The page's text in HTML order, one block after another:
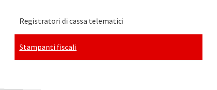
Registratori di cassa telematici
Stampanti fiscali